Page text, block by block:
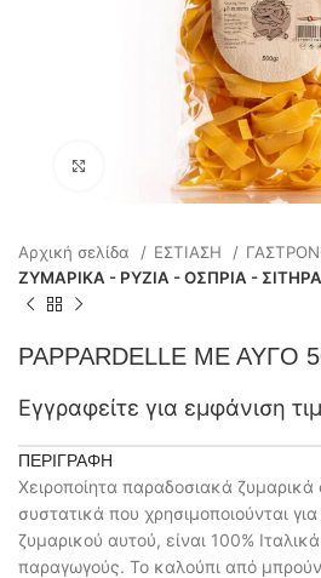
Click to enlarge
Αρχική σελίδα ΕΣΤΙΑΣΗ
ΖΥΜΑΡΙΚΑ - ΡΥΖΙΑ - ΟΣΠΡΙΑ -
PAPPARDELLE ΜΕ ΑΥΓΟ
Εγγραφείτε για εμφάνιση
ΠΕΡΙΓΡΑΦΉ
Χειροποίητα παραδοσιακά
συστατικά που χρησιμοποιούνται
ζυμαρικού αυτού, είναι 100%
παραγωγούς. Το καλούπι από